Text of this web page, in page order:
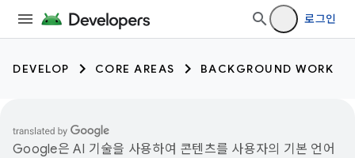
로그인
DEVELOP CORE AREAS BACKGROUND WORK
Google은 AI 기술을 사용하여 콘텐츠를 사용자의 기본 언어